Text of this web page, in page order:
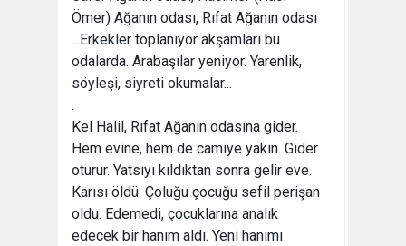
Ömer) Ağanın odası, Rıfat Ağanın odası
...Erkekler toplanıyor akşamları bu
odalarda. Arabaşılar yeniyor. Yarenlik,
söyleşi, siyreti okumalar...
.
Kel Halil, Rıfat Ağanın odasına gider.
Hem evine, hem de camiye yakın. Gider
oturur. Yatsıyı kıldıktan sonra gelir eve.
Karısı öldü. Çoluğu çocuğu sefil perişan
oldu. Edemedi, çocuklarına analık
edecek bir hanım aldı. Yeni hanımı